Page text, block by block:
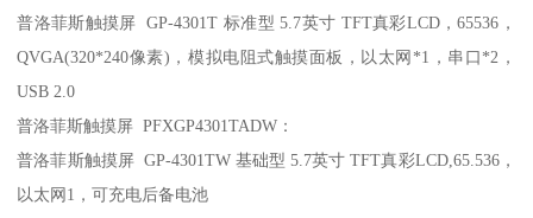
普洛菲斯触摸屏 GP-4301T 标准型 5.7英寸 TFT真彩LCD，65536，
QVGA(320*240像素)，模拟电阻式触摸面板，以太网*1，串口*2，
USB 2.0
普洛菲斯触摸屏 PFXGP4301TADW：
普洛菲斯触摸屏 GP-4301TW 基础型 5.7英寸 TFT真彩LCD,65.536，
以太网1，可充电后备电池